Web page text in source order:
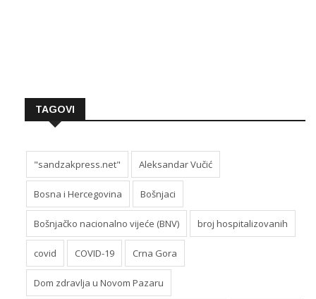
TAGOVI
"sandzakpress.net" Aleksandar Vučić
Bosna i Hercegovina Bošnjaci
Bošnjačko nacionalno vijeće (BNV) broj hospitalizovanih
covid COVID-19 Crna Gora
Dom zdravlja u Novom Pazaru